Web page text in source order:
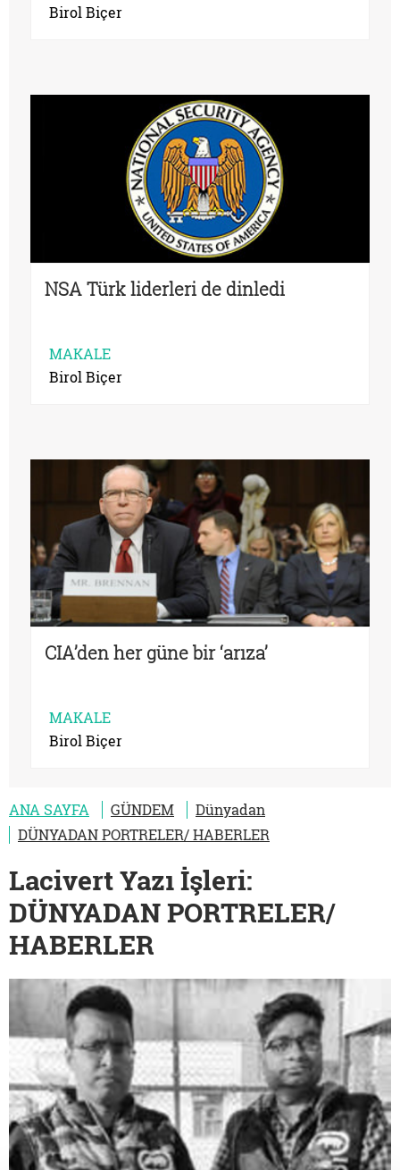
Birol Biçer
NSA Türk liderleri de dinledi
MAKALE
Birol Biçer
CIA’den her güne bir ‘arıza’
MAKALE
Birol Biçer
ANA SAYFA GÜNDEM
Dünyadan
DÜNYADAN PORTRELER/ HABERLER
Lacivert Yazı İşleri:
DÜNYADAN PORTRELER/
HABERLER